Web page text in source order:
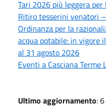
Tari 2026 più leggera
Ritiro tesserini venatori
Ordinanza per la
acqua potabile: in vigore
al 31 agosto 2026
Eventi a Casciana
Ultimo aggiornamento: